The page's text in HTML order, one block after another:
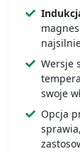
Wersje
swoje
Opcja